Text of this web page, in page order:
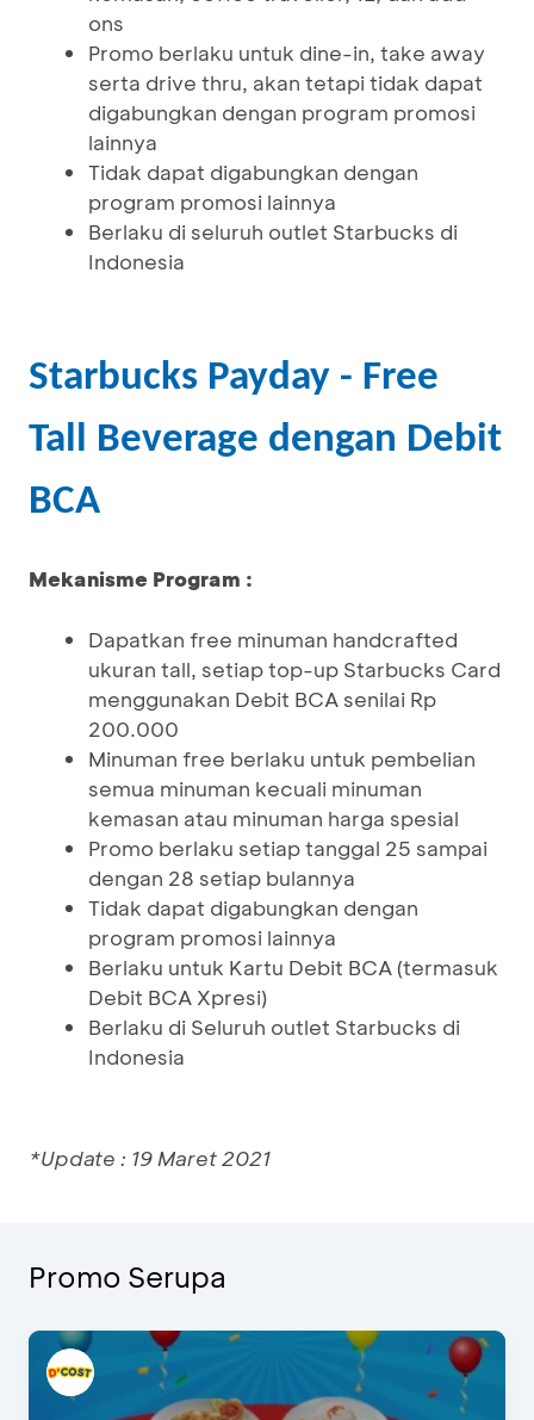
ons
Promo berlaku untuk dine-in, take away
serta drive thru, akan tetapi tidak dapat
digabungkan dengan program promosi
lainnya
Tidak dapat digabungkan dengan
program promosi lainnya
Berlaku di seluruh outlet Starbucks di
Indonesia
Starbucks Payday - Free
Tall Beverage dengan Debit
BCA
Mekanisme Program :
Dapatkan free minuman handcrafted
ukuran tall, setiap top-up Starbucks Card
menggunakan Debit BCA senilai Rp
200.000
Minuman free berlaku untuk pembelian
semua minuman kecuali minuman
kemasan atau minuman harga spesial
Promo berlaku setiap tanggal 25 sampai
dengan 28 setiap bulannya
Tidak dapat digabungkan dengan
program promosi lainnya
Berlaku untuk Kartu Debit BCA (termasuk
Debit BCA Xpresi)
Berlaku di Seluruh outlet Starbucks di
Indonesia
*Update : 19 Maret 2021
Promo Serupa